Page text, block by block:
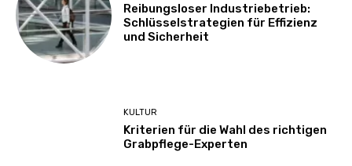
Reibungsloser Industriebetrieb:
Schlüsselstrategien für Effizienz
und Sicherheit
KULTUR
Kriterien für die Wahl des richtigen
Grabpflege-Experten